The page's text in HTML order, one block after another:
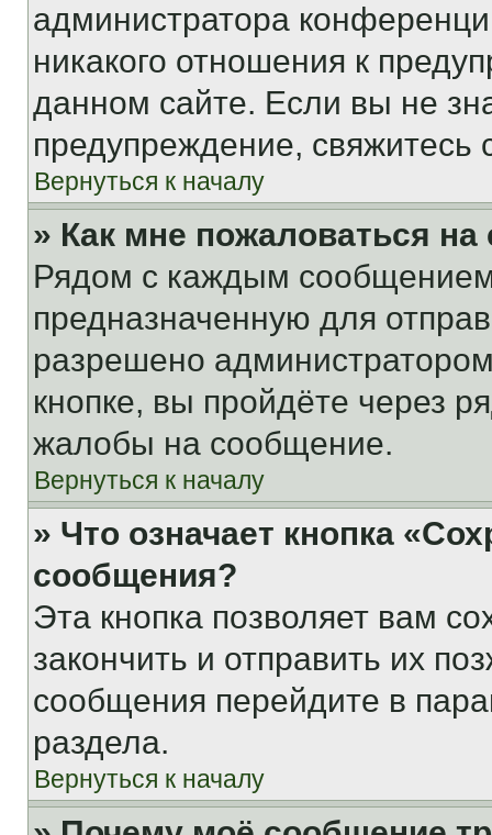
администратора
никакого отношения к
данном сайте. Если вы не
предупреждение,
Вернуться к началу
» Как мне пожаловаться
Рядом с каждым сообщением
предназначенную для
разрешено
кнопке, вы пройдёте через
жалобы на сообщение.
Вернуться к началу
» Что означает кнопка
сообщения?
Эта кнопка позволяет вам
закончить и отправить их
сообщения перейдите в
раздела.
Вернуться к началу